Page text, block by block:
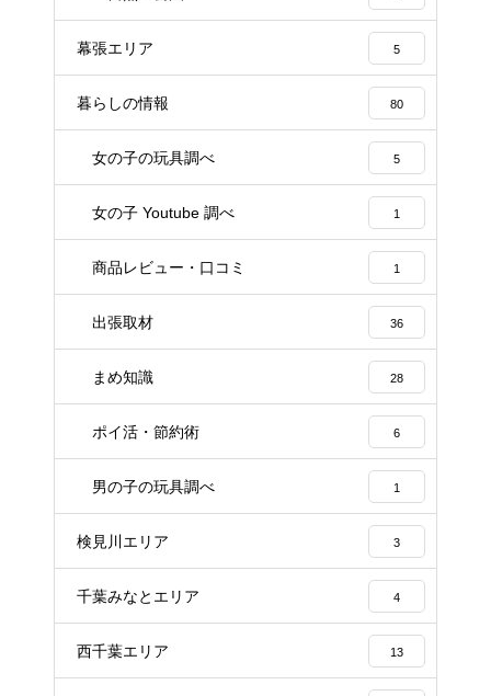
幕張エリア 5
暮らしの情報 80
女の子の玩具調べ 5
女の子 Youtube 調べ 1
商品レビュー・口コミ 1
出張取材 36
まめ知識 28
ポイ活・節約術 6
男の子の玩具調べ 1
検見川エリア 3
千葉みなとエリア 4
西千葉エリア 13